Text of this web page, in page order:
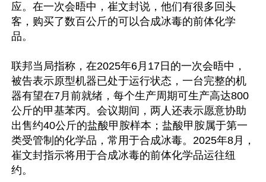
应。在一次会晤中，崔文封说，他们有很多回头
客，购买了数百公斤的可以合成冰毒的前体化学
品。
联邦当局指称，在2025年6月17日的一次会晤中，
被告表示原型机器已处于运行状态，一台完整的机
器有望在7月前就绪，每个生产周期可生产高达800
公斤的甲基苯丙。会议期间，两人还表示愿意协助
出售约40公斤的盐酸甲胺样本；盐酸甲胺属于第一
类受管制的化学品，常用于合成冰毒。2025年8月，
崔文封指示将用于合成冰毒的前体化学品运往纽
约。